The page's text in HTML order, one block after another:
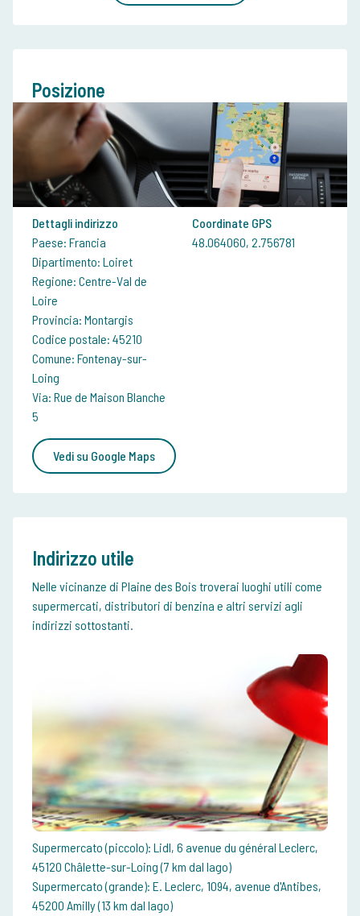
Posizione
Dettagli indirizzo
Paese: Francia
Dipartimento: Loiret
Regione: Centre-Val de
Loire
Provincia: Montargis
Codice postale: 45210
Comune: Fontenay-sur-
Loing
Via: Rue de Maison Blanche
5
Coordinate GPS
48.064060, 2.756781
Vedi su Google Maps
Indirizzo utile
Nelle vicinanze di Plaine des Bois troverai luoghi utili come
supermercati, distributori di benzina e altri servizi agli
indirizzi sottostanti.
Supermercato (piccolo): Lidl, 6 avenue du général Leclerc,
45120 Châlette-sur-Loing (7 km dal lago)
Supermercato (grande): E. Leclerc, 1094, avenue d'Antibes,
45200 Amilly (13 km dal lago)